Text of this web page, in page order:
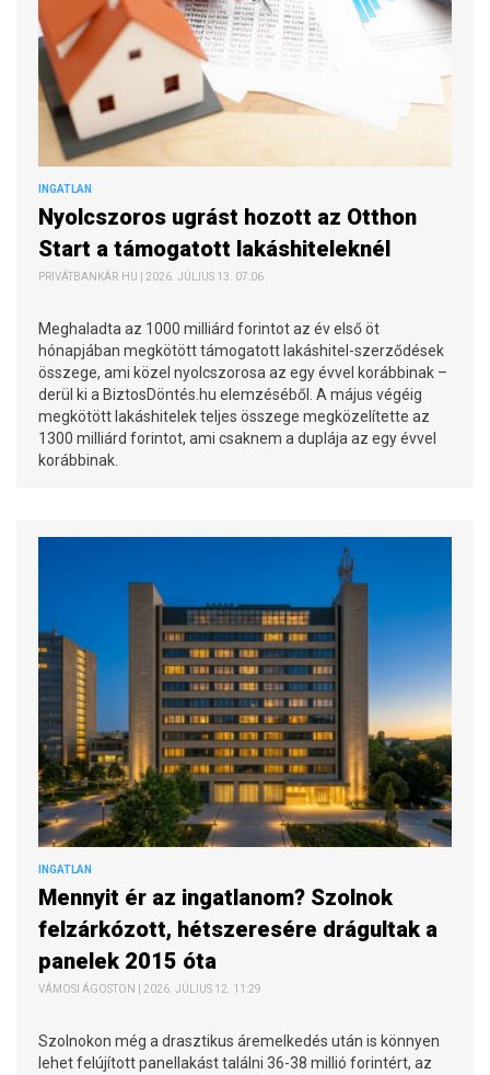
INGATLAN
Nyolcszoros ugrást hozott az Otthon
Start a támogatott lakáshiteleknél
PRIVÁTBANKÁR.HU | 2026. JÚLIUS 13. 07:06
Meghaladta az 1000 milliárd forintot az év első öt
hónapjában megkötött támogatott lakáshitel-szerződések
összege, ami közel nyolcszorosa az egy évvel korábbinak –
derül ki a BiztosDöntés.hu elemzéséből. A május végéig
megkötött lakáshitelek teljes összege megközelítette az
1300 milliárd forintot, ami csaknem a duplája az egy évvel
korábbinak.
INGATLAN
Mennyit ér az ingatlanom? Szolnok
felzárkózott, hétszeresére drágultak a
panelek 2015 óta
VÁMOSI ÁGOSTON | 2026. JÚLIUS 12. 11:29
Szolnokon még a drasztikus áremelkedés után is könnyen
lehet felújított panellakást találni 36-38 millió forintért, az